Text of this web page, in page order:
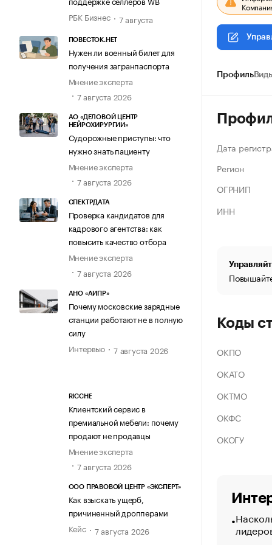
РБК Бизнес
7 августа
ПОВЕСТОК.НЕТ
Нужен ли военный билет для
получения загранпаспорта
Мнение эксперта
7 августа 2026
АО «ДЕЛОВОЙ ЦЕНТР
НЕЙРОХИРУРГИИ»
Судорожные приступы: что
нужно знать пациенту
Мнение эксперта
7 августа 2026
СПЕКТРДАТА
Проверка кандидатов для
кадрового агентства: как
повысить качество отбора
Мнение эксперта
7 августа 2026
АНО «АИПР»
Почему московские зарядные
станции работают не в полную
силу
Интервью
7 августа 2026
RICCHE
Клиентский сервис в
премиальной мебели: почему
продают не продавцы
Мнение эксперта
7 августа 2026
ООО ПРАВОВОЙ ЦЕНТР «ЭКСПЕРТ»
Как взыскать ущерб,
причиненный дропперами
Кейс
7 августа 2026
Профиль
Дата
Регион
ОГРНИП
ИНН
Коды
ОКПО
ОКАТО
ОКТМО
ОКФС
ОКОГУ